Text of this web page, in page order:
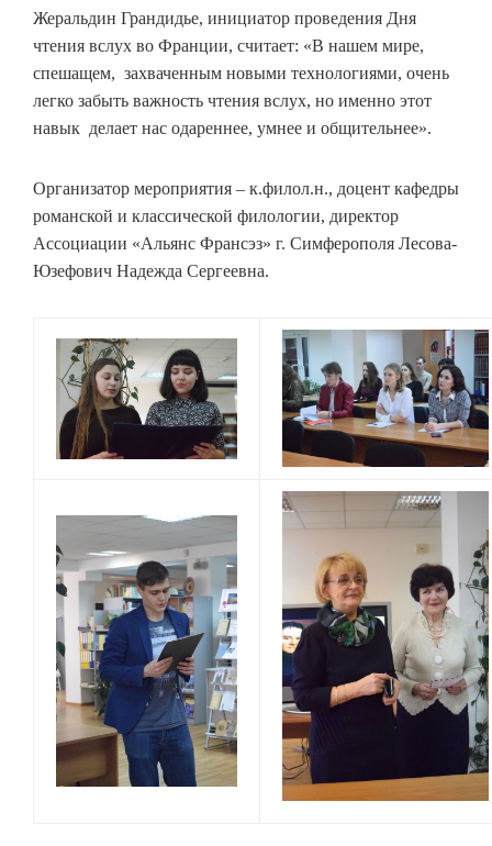
Жеральдин Грандидье, инициатор проведения Дня
чтения вслух во Франции, считает: «В нашем мире,
спешащем, захваченным новыми технологиями, очень
легко забыть важность чтения вслух, но именно этот
навык делает нас одареннее, умнее и общительнее».
Организатор мероприятия – к.филол.н., доцент кафедры
романской и классической филологии, директор
Ассоциации «Альянс Франсэз» г. Симферополя Лесова-
Юзефович Надежда Сергеевна.